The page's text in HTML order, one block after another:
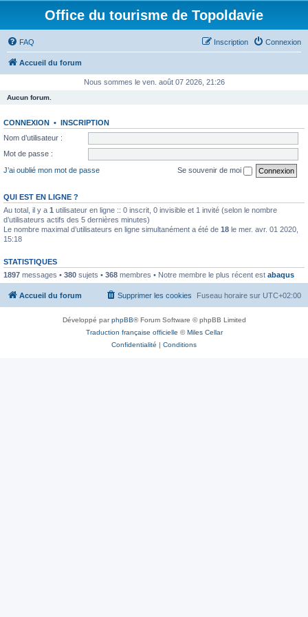
Office du tourisme de Topoldavie
FAQ Connexion
Inscription
Accueil du forum
Nous sommes le ven. août 07 2026, 21:26
Aucun forum.
CONNEXION • INSCRIPTION
Nom d’utilisateur :
Mot de passe :
J’ai oublié mon mot de passe
Se souvenir de moi
QUI EST EN LIGNE ?
Au total, il y a 1 utilisateur en ligne :: 0 inscrit, 0 invisible et 1 invité (selon le nombre
d’utilisateurs actifs des 5 dernières minutes)
Le nombre maximal d’utilisateurs en ligne simultanément a été de 18 le mer. avr. 01 2020,
15:18
STATISTIQUES
1897 messages • 380 sujets • 368 membres • Notre membre le plus récent est abaqus
Accueil du forum Fuseau horaire sur UTC+02:00
Supprimer les cookies
Développé parphpBB® Forum Software © phpBB Limited
Traduction française officielle ©Miles Cellar
Confidentialité | Conditions